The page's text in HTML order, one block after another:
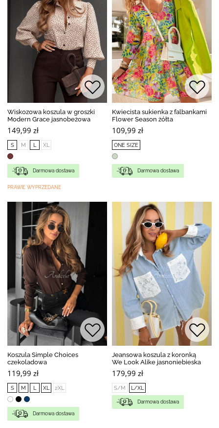
Wiskozowa koszula w groszki
Modern Grace jasnobeżowa
149,99 zł
S M L XL
Darmowa dostawa
PRAWIE WYPRZEDANE
Kwiecista sukienka z falbankami
Flower Season żółta
109,99 zł
ONE SIZE
Darmowa dostawa
Koszula Simple Choices
czekoladowa
119,99 zł
S M L XL 2XL
Darmowa dostawa
Jeansowa koszula z koronką
We Look Alike jasnoniebieska
179,99 zł
S/M L/XL
Darmowa dostawa